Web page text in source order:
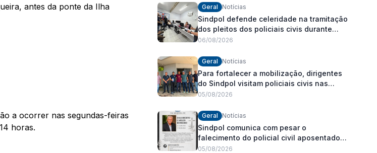
antes da ponte da Ilha
a ocorrer nas segundas-feiras
horas.
Geral Notícias
Sindpol defende celeridade na tramitação
dos pleitos dos policiais civis durante
visita às delegacias
06/08/2026
Geral Notícias
Para fortalecer a mobilização, dirigentes
do Sindpol visitam policiais civis nas
delegacias
05/08/2026
Geral Notícias
Sindpol comunica com pesar o
falecimento do policial civil aposentado
Dagoberto Carlos Romeiro
05/08/2026